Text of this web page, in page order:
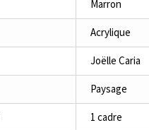
Marron
Acrylique
Joëlle Caria
Paysage
1 cadre